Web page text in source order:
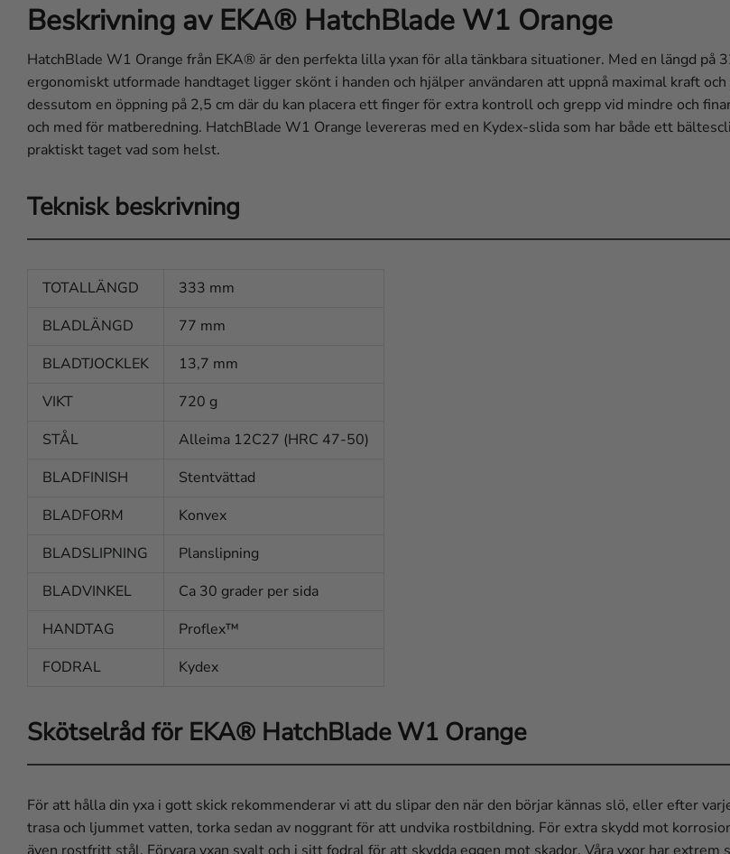
Beskrivning av EKA® HatchBlade W1 Orange
HatchBlade W1 Orange från EKA® är den perfekta lilla yxan för alla tänkbara situationer. Med en längd på
ergonomiskt utformade handtaget ligger skönt i handen och hjälper användaren att uppnå maximal kraft
dessutom en öppning på 2,5 cm där du kan placera ett finger för extra kontroll och grepp vid mindre och
och med för matberedning. HatchBlade W1 Orange levereras med en Kydex-slida som har både ett
praktiskt taget vad som helst.
Teknisk beskrivning
TOTALLÄNGD
333 mm
BLADLÄNGD
77 mm
BLADTJOCKLEK
13,7 mm
VIKT
720 g
STÅL
Alleima 12C27 (HRC 47-50)
BLADFINISH
Stentvättad
BLADFORM
Konvex
BLADSLIPNING
Planslipning
BLADVINKEL
Ca 30 grader per sida
HANDTAG
Proflex™
FODRAL
Kydex
Skötselråd för EKA® HatchBlade W1 Orange
För att hålla din yxa i gott skick rekommenderar vi att du slipar den när den börjar kännas slö, eller efter
trasa och ljummet vatten, torka sedan av noggrant för att undvika rostbildning. För extra skydd mot